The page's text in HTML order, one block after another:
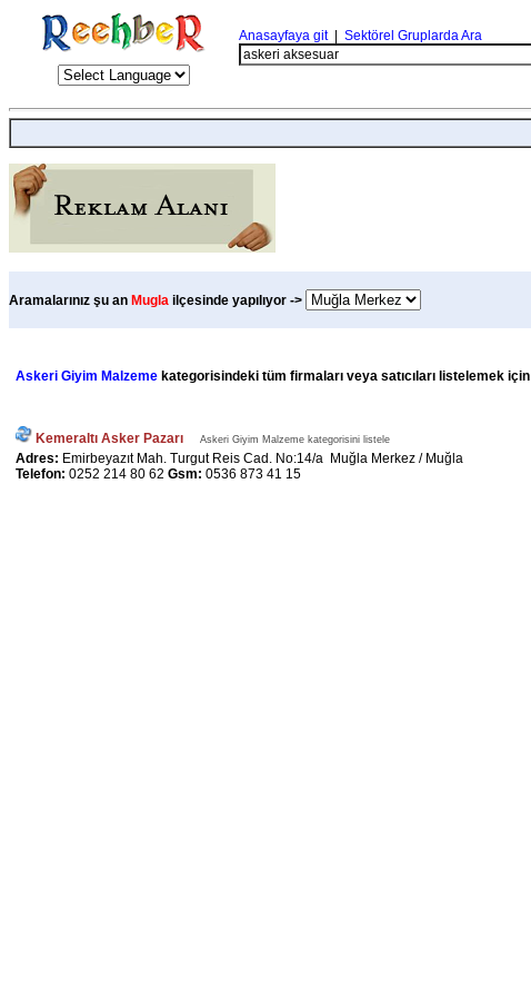
Anasayfaya git| Sektörel Gruplarda Ara
Aramalarınız şu an Mugla ilçesinde yapılıyor ->
Askeri Giyim Malzeme kategorisindeki tüm firmaları veya satıcıları listelemek için
Kemeraltı Asker Pazarı Askeri Giyim Malzeme kategorisini listele
Adres: Emirbeyazıt Mah. Turgut Reis Cad. No:14/a Muğla Merkez / Muğla
Telefon: 0252 214 80 62 Gsm: 0536 873 41 15